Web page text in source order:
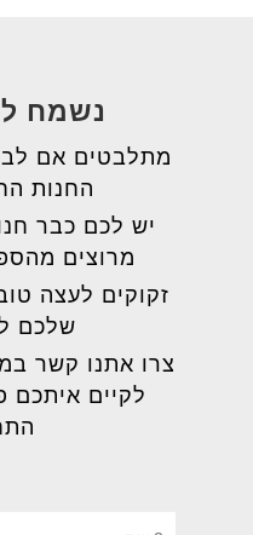
נשמח
מתלבטים אם
החנות
יש לכם כבר
מרוצים
זקוקים לעצה
שלכם
צרו אתנו קשר
לקיים איתכם